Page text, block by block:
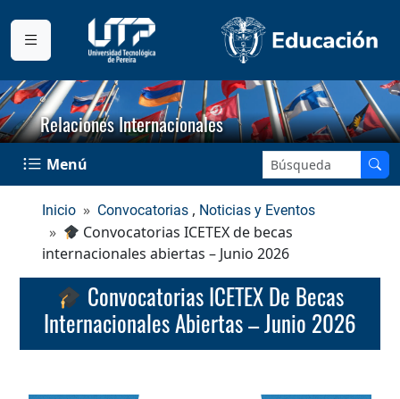
Relaciones Internacionales
Menú Buscar en el sitio:
Inicio Convocatorias , Noticias y Eventos
Convocatorias ICETEX de becas
internacionales abiertas – Junio 2026
Convocatorias ICETEX De Becas
Internacionales Abiertas – Junio 2026